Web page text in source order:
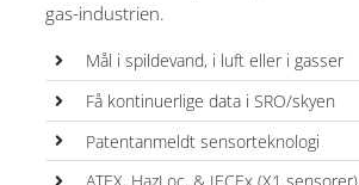
gas-industrien.
Mål i spildevand, i luft eller i gasser
Få kontinuerlige data i SRO/skyen
Patentanmeldt sensorteknologi